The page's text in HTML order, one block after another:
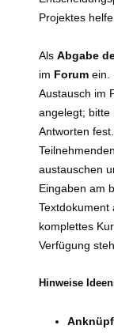
Projektes
Als Abgabe
im Forum ein.
Austausch im
angelegt; bitte
Antworten
austauschen
Eingaben am
Textdokument
komplettes
Verfügung
Hinweise